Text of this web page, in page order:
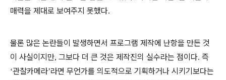
매력을 제대로 보여주지 못했다.
물론 많은 논란들이 발생하면서 프로그램 제작에 난항을 만든 것
이 사실이지만, 그보다 더 큰 것은 제작진의 실수라는 점이다. 즉
‘관찰카메라’라면 무언가를 의도적으로 기획하거나 시키기보다는